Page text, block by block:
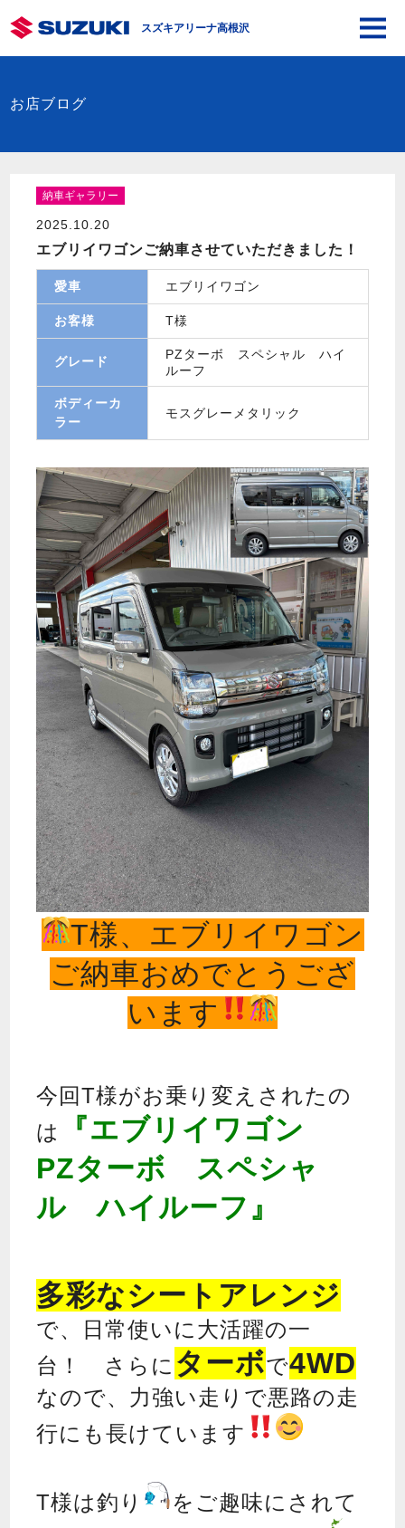
スズキアリーナ高根沢
お店ブログ
納車ギャラリー
2025.10.20
エブリイワゴンご納車させていただきました！
愛車 エブリイワゴン
お客様 T様
グレード
PZターボ スペシャル ハイ
ルーフ
ボディーカ
ラー
モスグレーメタリック
T様、エブリイワゴン
ご納車おめでとうござ
います
今回T様がお乗り変えされたの
は
『エブリイワゴン
PZターボ スペシャ
ル ハイルーフ』
多彩なシートアレンジ
で、日常使いに大活躍の一
台！ さらに ターボで4WD
なので、力強い走りで悪路の走
行にも長けています
T様は釣り
をご趣味にされて